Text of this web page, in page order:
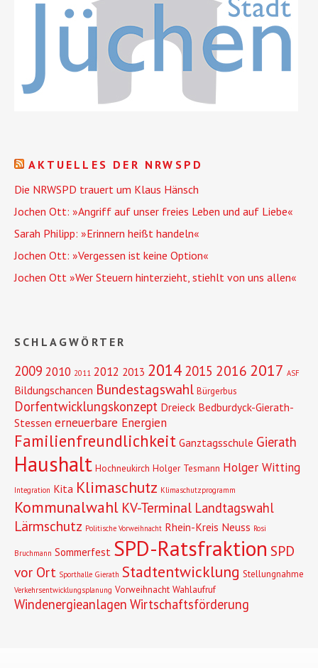
AKTUELLES DER NRWSPD
Die NRWSPD trauert um Klaus Hänsch
Jochen Ott: »Angriff auf unser freies Leben und auf Liebe«
Sarah Philipp: »Erinnern heißt handeln«
Jochen Ott: »Vergessen ist keine Option«
Jochen Ott »Wer Steuern hinterzieht, stiehlt von uns allen«
SCHLAGWÖRTER
2009 2010 2011 2012 2013 2014 2015 2016 2017 ASF
Bildungschancen Bundestagswahl Bürgerbus
Dorfentwicklungskonzept Dreieck Bedburdyck-Gierath-
Stessen erneuerbare Energien
Familienfreundlichkeit Ganztagsschule Gierath
Haushalt Hochneukirch Holger Tesmann Holger Witting
Integration Kita Klimaschutz Klimaschutzprogramm
Kommunalwahl KV-Terminal Landtagswahl
Lärmschutz Politische Vorweihnacht Rhein-Kreis Neuss Rosi
Bruchmann Sommerfest SPD-Ratsfraktion SPD
vor Ort Sporthalle Gierath Stadtentwicklung Stellungnahme
Verkehrsentwicklungsplanung Vorweihnacht Wahlaufruf
Windenergieanlagen Wirtschaftsförderung